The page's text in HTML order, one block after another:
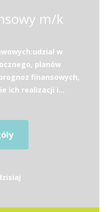
m/k
w
planów
finansowych,
ich realizacji i...